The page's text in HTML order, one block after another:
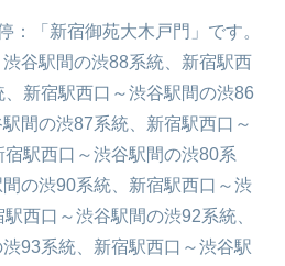
：「新宿御苑大木戸門」です。
谷駅間の渋88系統、新宿駅西
新宿駅西口～渋谷駅間の渋86
間の渋87系統、新宿駅西口～
駅西口～渋谷駅間の渋80系
の渋90系統、新宿駅西口～渋
西口～渋谷駅間の渋92系統、
93系統、新宿駅西口～渋谷駅